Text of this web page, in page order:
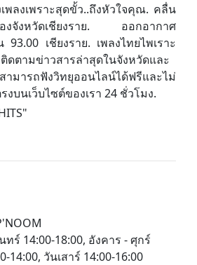
พลงเพราะสุดขั้ว..ถึงหัวใจคุณ. คลื่น
องจังหวัดเชียงราย. ออกอากาศ
เชียงราย. เพลงไทยไพเราะ
ดตามข่าวสารล่าสุดในจังหวัดและ
ามารถฟังวิทยุออนไลน์ได้ฟรีและไม่
งบนเว็บไซต์ของเรา 24 ชั่วโมง.
"
ทร์ 14:00-18:00, อังคาร - ศุกร์
14:00, วันเสาร์ 14:00-16:00